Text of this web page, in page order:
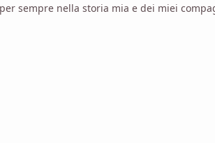
sempre nella storia mia e dei miei